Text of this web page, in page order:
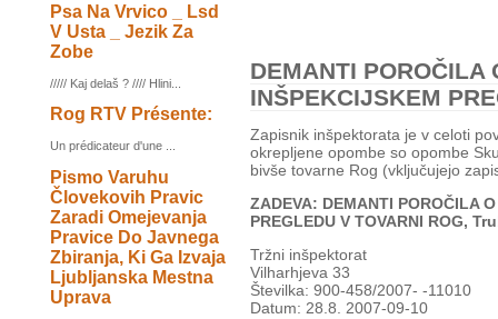
Psa Na Vrvico _ Lsd
V Usta _ Jezik Za
Zobe
///// Kaj delaš ? //// Hlini...
Rog RTV Présente:
Un prédicateur d'une ...
Pismo Varuhu
Človekovih Pravic
Zaradi Omejevanja
Pravice Do Javnega
Zbiranja, Ki Ga Izvaja
Ljubljanska Mestna
Uprava
DEMANTI POROČILA
INŠPEKCIJSKEM
Zapisnik inšpektorata je v celoti
okrepljene opombe so opombe
bivše tovarne Rog (vključujejo
ZADEVA: DEMANTI POROČILA
PREGLEDU V TOVARNI ROG,
Tržni inšpektorat
Vilharhjeva 33
Številka: 900-458/2007- -11010
Datum: 28.8. 2007-09-10